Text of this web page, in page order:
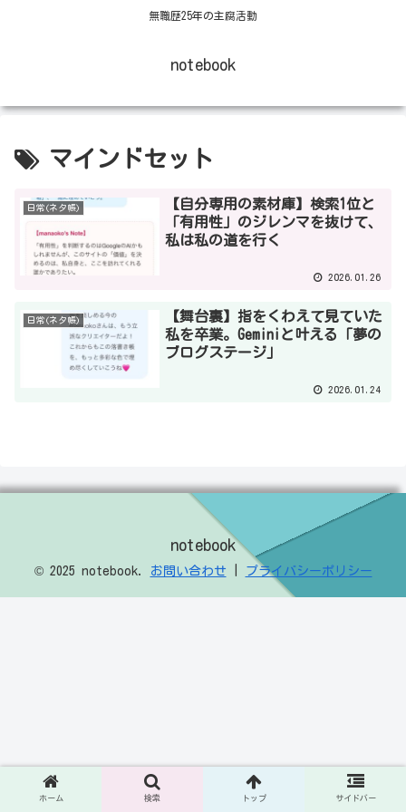
無職歴25年の主腐活動
notebook
マインドセット
日常(ネタ帳)
【自分専用の素材庫】検索1位と
「有用性」のジレンマを抜けて、
私は私の道を行く
2026.01.26
日常(ネタ帳)
【舞台裏】指をくわえて見ていた
私を卒業。Geminiと叶える「夢の
ブログステージ」
2026.01.24
notebook
© 2025 notebook. お問い合わせ プライバシーポリシー
ホーム 検索 トップ サイドバー